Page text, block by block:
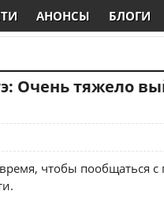
АНОНСЫ БЛОГИ
Очень тяжело
чтобы пообщаться